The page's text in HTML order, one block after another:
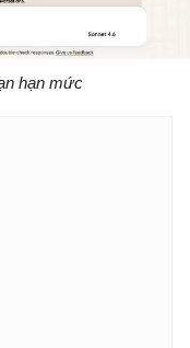
hạn mức